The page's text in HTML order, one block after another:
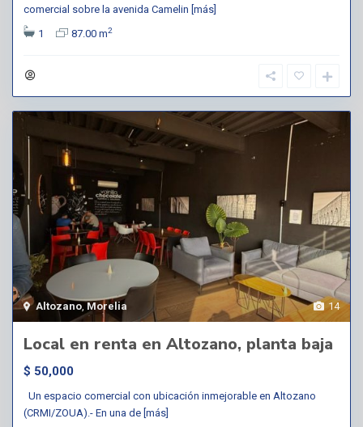
comercial sobre la avenida Camelin [más]
1
87.00 m2
14
Altozano ,Morelia
Local en renta en Altozano, planta baja
$ 50,000
Un espacio comercial con ubicación inmejorable en Altozano
(CRMI/ZOUA).- En una de [más]